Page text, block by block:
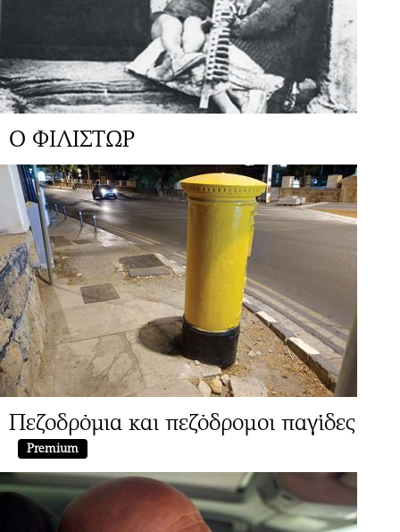
Ο ΦΙΛΙΣΤΩΡ
Πεζοδρόμια και πεζόδρομοι παγίδες
Premium